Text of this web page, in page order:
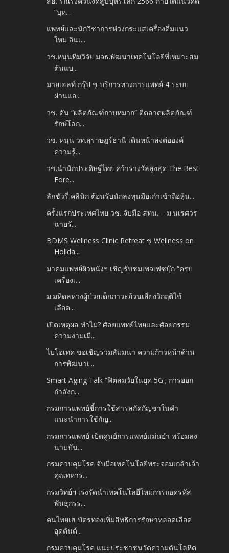
“บุห...
แพทย์และนักวิชาการห่วงกระแสเครื่องดื่มแนว
ใหม่ อินเ...
วช.หนุนทีมวิจัย มจธ.พัฒนาเทคโนโลยีที่เหมาะสม
ต้นแบ...
มายเฮลท์ กรุ๊ป ชู บริการทางการแพทย์ 4 ระบบ
ผ่านแอ...
วช. ดัน “ผลิตภัณฑ์กาบหมาก” ตีตลาดผลิตภัณฑ์
รักษ์โลก...
วช. หนุน วท.สุราษฎร์ธานี เดินหน้าส่งต่อองค์
ความรู้...
วช.นำนักประดิษฐ์ไทย คว้ารางวัลสูงสุด The Best
Fore...
ลักชัวรี่ คลินิก ต้อนรับนักลงทุนมือเก๋าเข้าถือหุ้น...
ครั้งแรกประเทศไทย วช. จับมือ สทน. – ม.นเรศวร
ฉายรั...
BDMS Wellness Clinic Retreat ชู Wellness on
Holida...
มาคมแพทย์ผิวหนังฯ เชิญรับชมเพจเฟซบุ๊ก “ครบ
เครื่องเ...
ม.มหิดลห่วงผู้ป่วยเด็กภาวะอ้วนเสี่ยงวิกฤติไข้
เลือด...
เปิดเหตุผล ทำไม? ศัลยแพทย์ไทยและศัลยกรรม
ความงามเมื...
ไบโอเทค ขอเชิญร่วมสัมมนา ความก้าวหน้าด้าน
การพัฒนาเ...
Smart Aging Talk “ฟิตสมวัยในยุค 5G ; การออก
กำลังก...
กรมการแพทย์ชี้การใช้สารสกัดกัญชาในคำ
แนะนำการใช้กัญ...
กรมการแพทย์ เปิดศูนย์การแพทย์แม่นยำ พร้อมลง
นามบัน...
กรมควบคุมโรค จับมือเทคโนโลยีพระจอมเกล้าเจ้า
คุณทหาร...
กรมวิทย์ฯ เร่งรัดนำเทคโนโลยีใหม่การถอดรหัส
พันธุกรร...
คนไทยเฮ บัตรทองเพิ่มสิทธิการรักษาหลอดเลือด
อุดตันด้...
กรมควบคุมโรค แนะประชาชนวัดความดันโลหิต